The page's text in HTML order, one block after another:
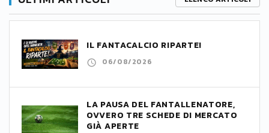
IL FANTACALCIO RIPARTE!
06/08/2026
LA PAUSA DEL FANTALLENATORE,
OVVERO TRE SCHEDE DI MERCATO
GIÀ APERTE